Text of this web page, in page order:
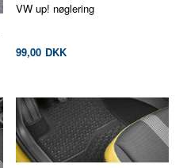
VW up! nøglering
99,00 DKK